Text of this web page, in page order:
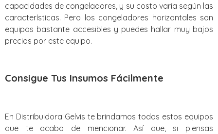
capacidades de congeladores, y su costo varía según las
características. Pero los congeladores horizontales son
equipos bastante accesibles y puedes hallar muy bajos
precios por este equipo.
Consigue Tus Insumos Fácilmente
En Distribuidora Gelvis te brindamos todos estos equipos
que te acabo de mencionar. Así que, si piensas